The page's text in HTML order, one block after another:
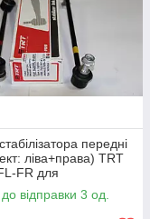
розривної
передні
ліва+права) TRT
FR для
Captiva, Tracker,
Antara, Mokka,
відправки 3 од.